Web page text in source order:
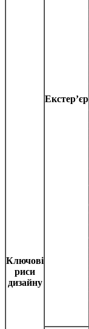
Ключові
риси
дизайну
Екстер’єр